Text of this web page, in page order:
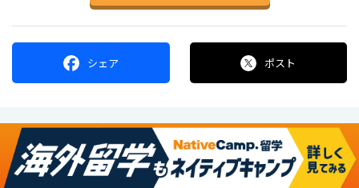
シェア ポスト